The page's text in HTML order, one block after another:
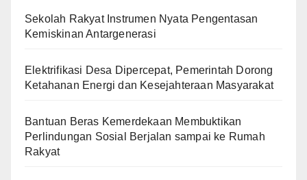
Sekolah Rakyat Instrumen Nyata Pengentasan
Kemiskinan Antargenerasi
Elektrifikasi Desa Dipercepat, Pemerintah Dorong
Ketahanan Energi dan Kesejahteraan Masyarakat
Bantuan Beras Kemerdekaan Membuktikan
Perlindungan Sosial Berjalan sampai ke Rumah
Rakyat